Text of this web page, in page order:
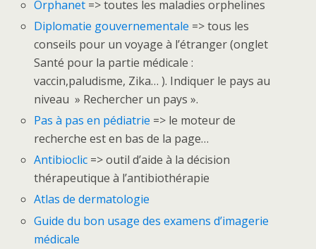
Orphanet => toutes les maladies orphelines
Diplomatie gouvernementale => tous les
conseils pour un voyage à l’étranger (onglet
Santé pour la partie médicale :
vaccin,paludisme, Zika… ). Indiquer le pays au
niveau » Rechercher un pays ».
Pas à pas en pédiatrie => le moteur de
recherche est en bas de la page…
Antibioclic => outil d’aide à la décision
thérapeutique à l’antibiothérapie
Atlas de dermatologie
Guide du bon usage des examens d’imagerie
médicale